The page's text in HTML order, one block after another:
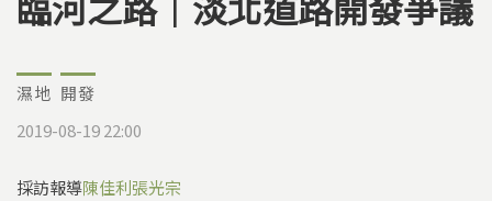
濕地 開發
2019-08-19 22:00
採訪報導陳佳利張光宗